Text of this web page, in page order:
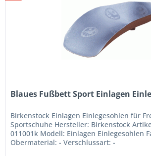
Blaues Fußbett Sport Einlagen
Birkenstock Einlagen Einlegesohlen für
Sportschuhe Hersteller: Birkenstock
011001k Modell: Einlagen Einlegesohlen
Obermaterial: - Verschlussart: -